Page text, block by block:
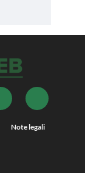
Note legali